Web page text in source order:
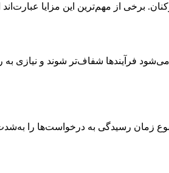
برخی از مهم‌ترین این مزایا عبارت‌اند
فرآیندها شفاف‌تر شوند و نیازی به
زمان رسیدگی به درخواست‌ها را